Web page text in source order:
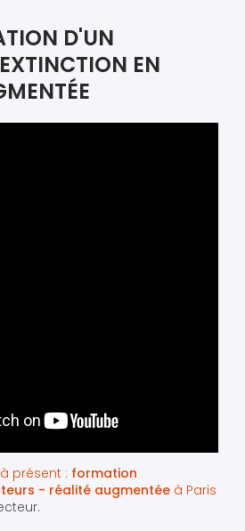
D'UN
EN
présent : formation
- réalité augmentée à Paris